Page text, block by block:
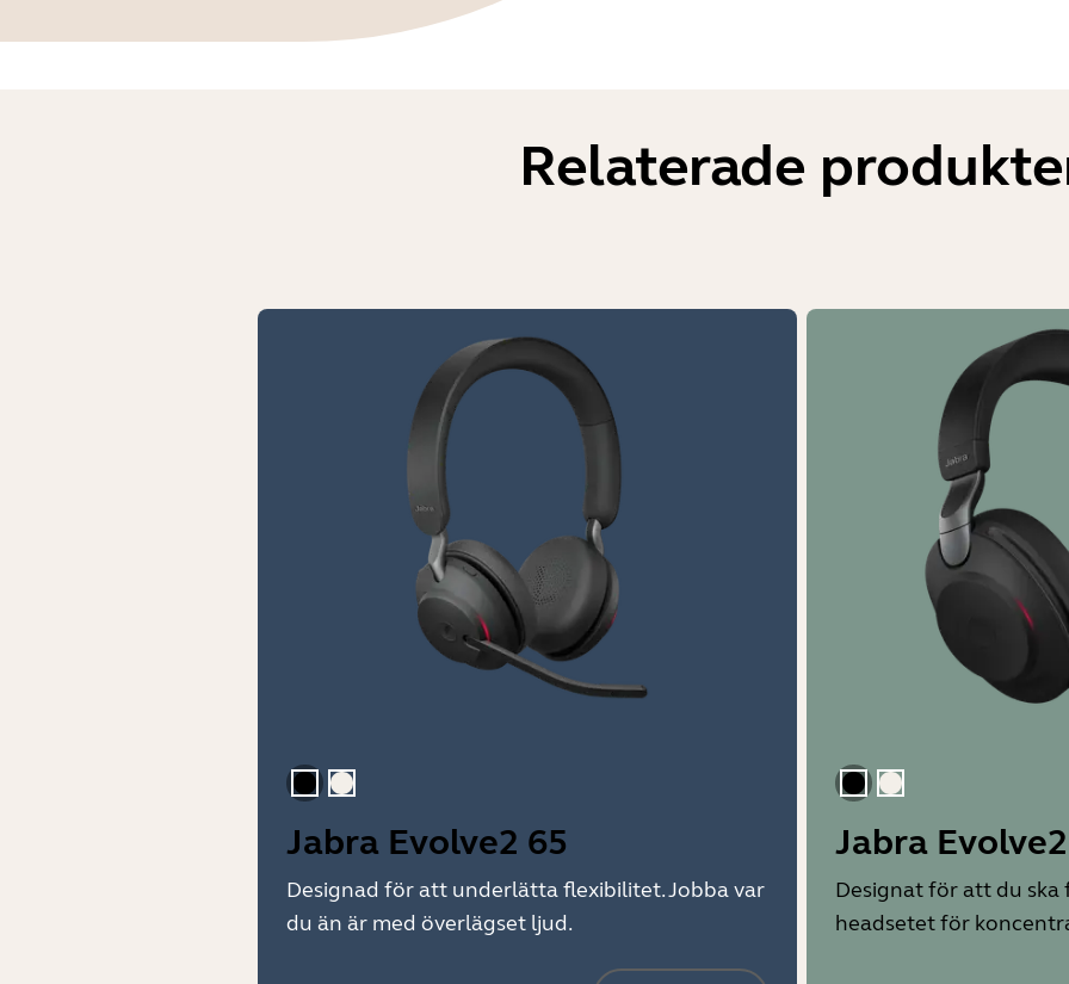
Relaterade
SvartGuld beige
Jabra Evolve2 65
Designad för att underlätta flexibilitet. Jobba var
du än är med överlägset ljud.
SvartGuld beige
Jabra
Designat för att du ska
headsetet för